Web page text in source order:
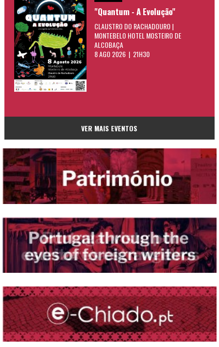
"Quantum - A Evolução"
CLAUSTRO DO RACHADOURO |
MONTEBELO HOTEL MOSTEIRO DE
ALCOBAÇA
8 AGO 2026 | 21H30
VER MAIS EVENTOS